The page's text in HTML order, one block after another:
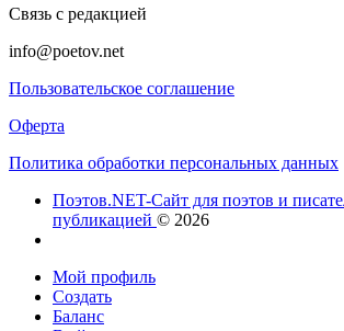
Связь с редакцией
info@poetov.net
Пользовательское соглашение
Оферта
Политика обработки персональных данных
Поэтов.NET-Сайт для поэтов и
публикацией © 2026
Мой профиль
Создать
Баланс